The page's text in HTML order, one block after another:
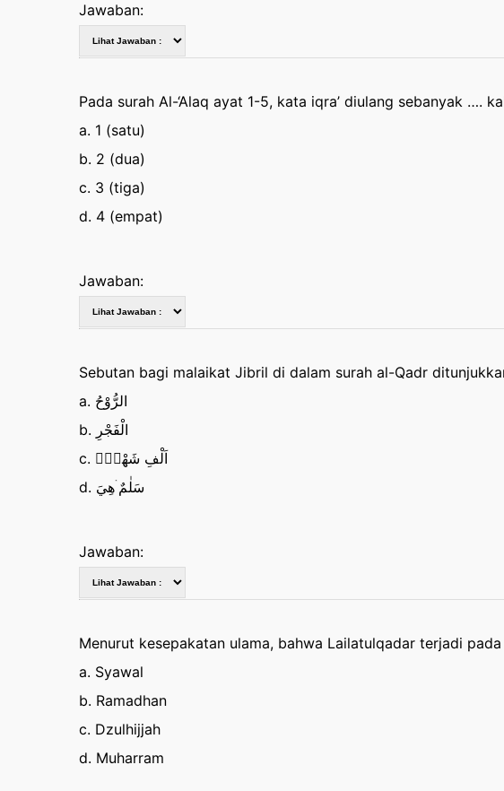
Jawaban:
Pada surah Al-‘Alaq ayat 1-5, kata iqra’ diulang sebanyak ….
a. 1 (satu)
b. 2 (dua)
c. 3 (tiga)
d. 4 (empat)
Jawaban:
Sebutan bagi malaikat Jibril di dalam surah al-Qadr
a. الرُّوْحُ
b. الْفَجْرِ
c. اَلْفِ شَهْرٍۗ
d. سَلٰمٌ ۛهِيَ
Jawaban:
Menurut kesepakatan ulama, bahwa Lailatulqadar terjadi
a. Syawal
b. Ramadhan
c. Dzulhijjah
d. Muharram